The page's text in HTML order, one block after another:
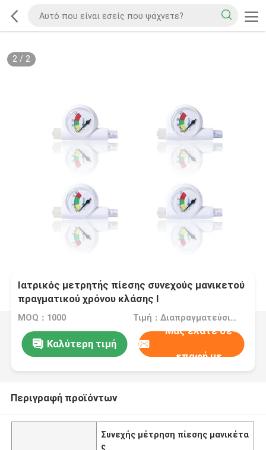
2/ 2
Ιατρικός μετρητής πίεσης συνεχούς μανικετού
πραγματικού χρόνου κλάσης Ι
MOQ：1000 Τιμή：Διαπραγματεύσιμα
Καλύτερη τιμή
Μας ελάτε σε
επαφή με
Περιγραφή προϊόντων
Συνεχής μέτρηση πίεσης μανικέτα
ς